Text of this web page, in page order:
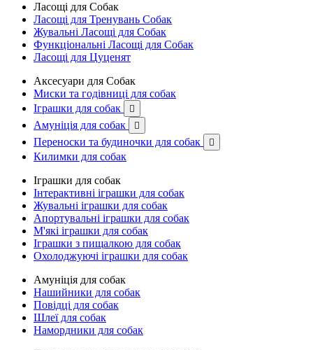
Ласощі для Собак
Ласощі для Тренувань Собак
Жувальні Ласощі для Собак
Функціональні Ласощі для Собак
Ласощі для Цуценят
Аксесуари для Собак
Миски та годівниці для собак
Іграшки для собак

Амуніція для собак 
Переноски та будиночки для собак 
Килимки для собак
Іграшки для собак
Інтерактивні іграшки для собак
Жувальні іграшки для собак
Апортувальні іграшки для собак
М'які іграшки для собак
Іграшки з пищалкою для собак
Охолоджуючі іграшки для собак
Амуніція для собак
Нашийники для собак
Повідці для собак
Шлеї для собак
Намордники для собак